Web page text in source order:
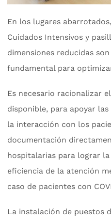
En los lugares
Cuidados Intensivos y
dimensiones reducidas
fundamental para
Es necesario racionalizar
disponible, para apoyar
la interacción con los
documentación
hospitalarias para lograr
eficiencia de la atención
caso de pacientes con
La instalación de puestos